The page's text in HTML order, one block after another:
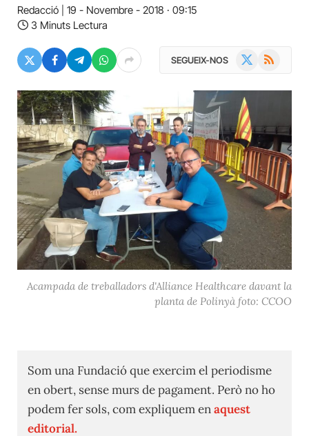
Redacció
19 - Novembre - 2018 · 09:15
3 Minuts Lectura
SEGUEIX-NOS RSS
Acampada de treballadors d'Alliance Healthcare davant la
planta de Polinyà foto: CCOO
Som una Fundació que exercim el periodisme
en obert, sense murs de pagament. Però no ho
podem fer sols, com expliquem enaquest
editorial.